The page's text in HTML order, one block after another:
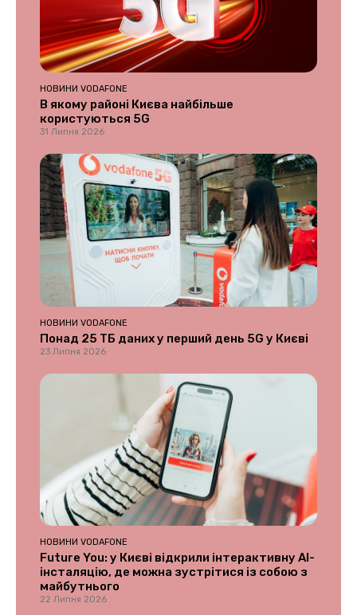
НОВИНИ VODAFONE
В якому районі Києва найбільше
користуються 5G
31 Липня 2026
НОВИНИ VODAFONE
Понад 25 ТБ даних у перший день 5G у Києві
23 Липня 2026
НОВИНИ VODAFONE
Future You: у Києві відкрили інтерактивну AI-
інсталяцію, де можна зустрітися із собою з
майбутнього
22 Липня 2026